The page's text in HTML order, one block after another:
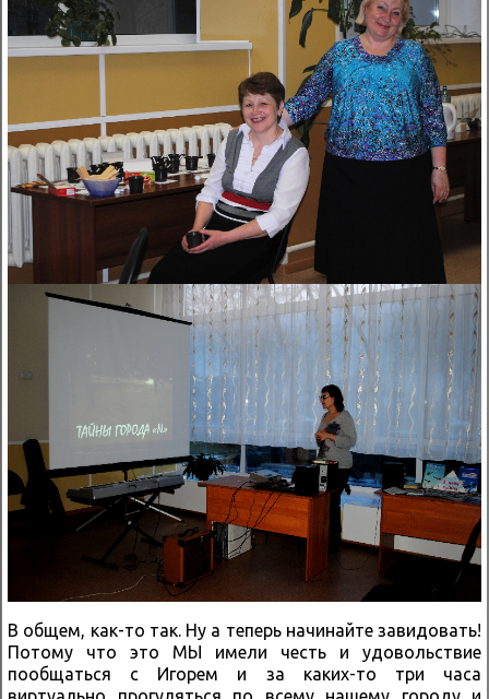
В общем, как-то так. Ну а теперь начинайте завидовать!
Потому что это МЫ имели честь и удовольствие
пообщаться с Игорем и за каких-то три часа